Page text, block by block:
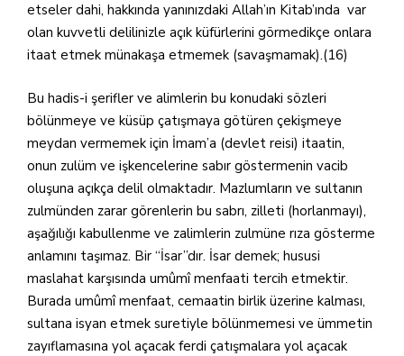
etseler dahi, hakkında yanınızdaki Allah’ın Kitab’ında var
olan kuvvetli delilinizle açık küfürlerini görmedikçe onlara
itaat etmek münakaşa etmemek (savaşmamak).(16)
Bu hadis-i şerifler ve alimlerin bu konudaki sözleri
bölünmeye ve küsüp çatışmaya götüren çekişmeye
meydan vermemek için İmam’a (devlet reisi) itaatin,
onun zulüm ve işkencelerine sabır göstermenin vacib
oluşuna açıkça delil olmaktadır. Mazlumların ve sultanın
zulmünden zarar görenlerin bu sabrı, zilleti (horlanmayı),
aşağılığı kabullenme ve zalimlerin zulmüne rıza gösterme
anlamını taşımaz. Bir “İsar”dır. İsar demek; hususi
maslahat karşısında umûmî menfaati tercih etmektir.
Burada umûmî menfaat, cemaatin birlik üzerine kalması,
sultana isyan etmek suretiyle bölünmemesi ve ümmetin
zayıflamasına yol açacak ferdi çatışmalara yol açacak